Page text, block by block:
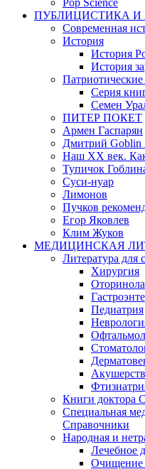
Pop Science
ПУБЛИЦИСТИКА И
Современная
История
История
История
Серия
Семен
ПИТЕР ПОКЕТ
Армен Гаспарян
Дмитрий Goblin
Наш XX век.
Тупичок
Суси-нуар
Лимонов
Пучков
Егор Яковлев
Клим Жуков
МЕДИЦИНСКАЯ
Литература для
Хирургия
Педиатрия
Книги доктора
Специальная
Справочники
Народная и
Лечебное
Очищение